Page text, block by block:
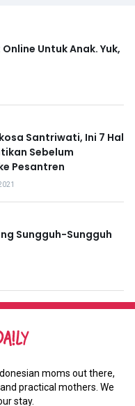
Untuk Anak. Yuk,
Santriwati, Ini 7 Hal
Sebelum
Pesantren
Sungguh-Sungguh
moms out there,
practical mothers. We
stay.